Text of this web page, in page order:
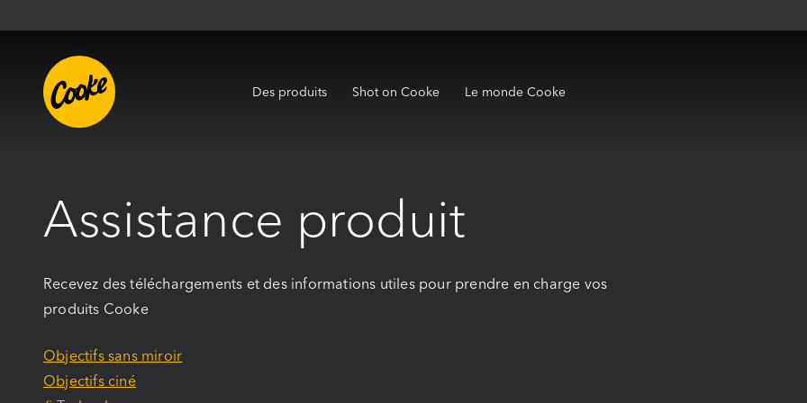
Des produits Shot on Cooke Le monde Cooke
Assistance produit
Recevez des téléchargements et des informations utiles pour prendre en charge vos
produits Cooke
Objectifs sans miroir
Objectifs ciné